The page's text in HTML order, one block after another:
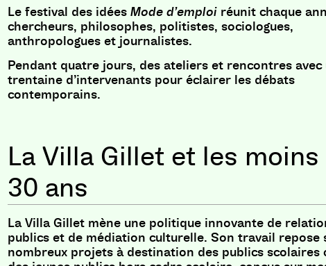
Le festival des idéesMode d’emploi réunit chaque
chercheurs, philosophes, politistes, sociologues,
anthropologues et journalistes.
Pendant quatre jours, des ateliers et rencontres avec
trentaine d’intervenants pour éclairer les débats
contemporains.
La Villa Gillet et les moins
30 ans
La Villa Gillet mène une politique innovante de
publics et de médiation culturelle. Son travail repose
nombreux projets à destination des publics scolaires